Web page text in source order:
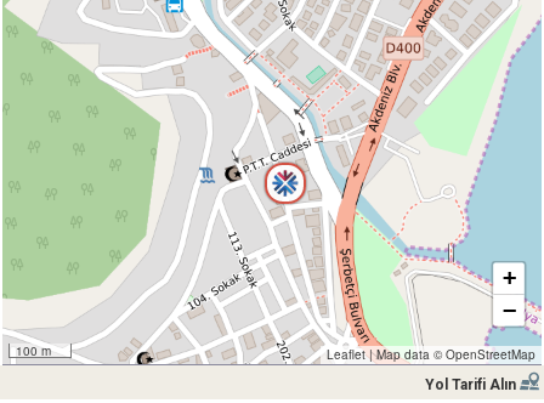
100 m
+
−
Leaflet |Map data ©OpenStreetMap
Yol Tarifi Alın